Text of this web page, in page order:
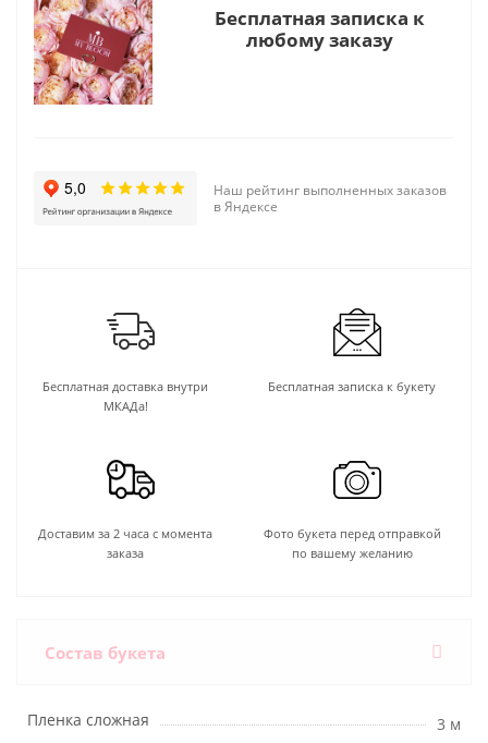
Бесплатная записка к
любому заказу
Наш рейтинг выполненных заказов
в Яндексе
Бесплатная доставка внутри
МКАДа!
Бесплатная записка к букету
Доставим за 2 часа с момента
заказа
Фото букета перед отправкой
по вашему желанию
Состав букета
Пленка сложная
3 м